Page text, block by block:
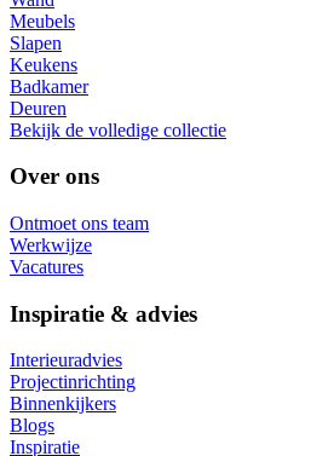
Meubels
Slapen
Keukens
Badkamer
Deuren
Bekijk de volledige collectie
Over ons
Ontmoet ons team
Werkwijze
Vacatures
Inspiratie & advies
Interieuradvies
Projectinrichting
Binnenkijkers
Blogs
Inspiratie